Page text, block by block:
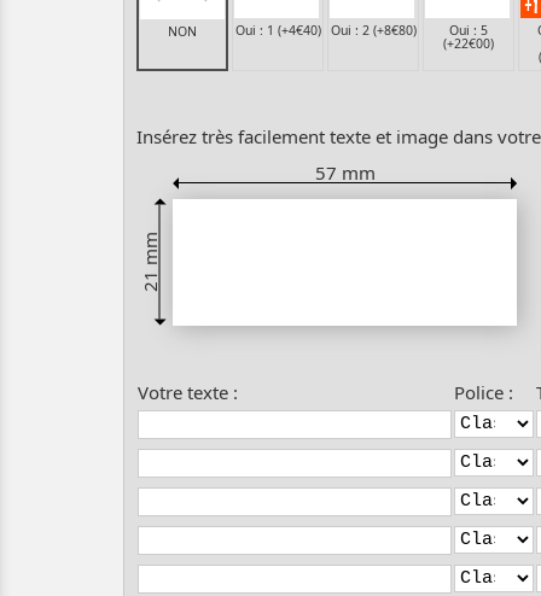
NON Oui : 1 (+4€40) Oui : 2 (+8€80) Oui : 5
(+22€00)
Insérez très facilement texte et image dans
57 mm
21 mm
Votre texte : Police :